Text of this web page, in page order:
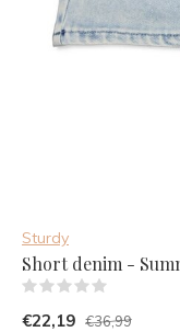
Sturdy
Short denim -
€22,19 €36,99